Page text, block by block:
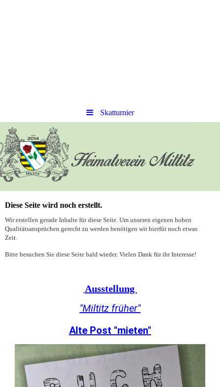
Skatturnier
Diese Seite wird noch erstellt.
Wir erstellen gerade Inhalte für diese Seite. Um unseren eigenen hohen
Qualitätsansprüchen gerecht zu werden benötigen wir hierfür noch etwas
Zeit.
Bitte besuchen Sie diese Seite bald wieder. Vielen Dank für ihr Interesse!
Ausstellung
"Miltitz früher"
Alte Post "mieten"